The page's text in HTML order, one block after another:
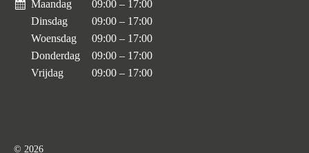
Maandag
09:00 – 17:00
Dinsdag
09:00 – 17:00
Woensdag
09:00 – 17:00
Donderdag
09:00 – 17:00
Vrijdag
09:00 – 17:00
© 2026